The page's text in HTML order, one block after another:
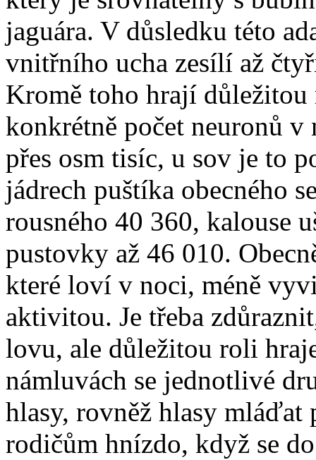
jaguára. V důsledku této
vnitřního ucha zesílí až
Kromě toho hrají
konkrétně počet neuronů
přes osm tisíc, u sov je to
jádrech puštíka obecného
rousného 40 360, kalouse
pustovky až 46 010.
které loví v noci, méně
aktivitou. Je třeba
lovu, ale důležitou roli
námluvách se jednotlivé
hlasy, rovněž hlasy
rodičům hnízdo, když se